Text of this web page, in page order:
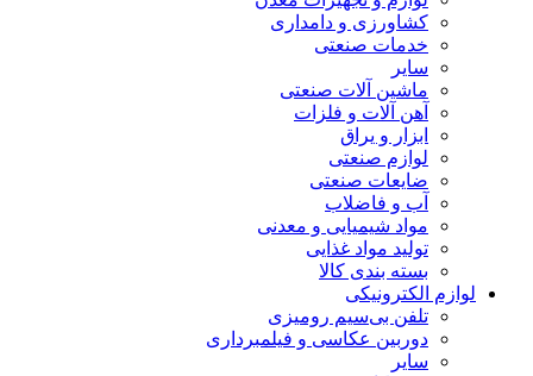
کشاورزی و دامداری
خدمات صنعتی
سایر
ماشین آلات صنعتی
آهن آلات و فلزات
ابزار و یراق
لوازم صنعتی
ضایعات صنعتی
آب و فاضلاب
مواد شیمیایی و معدنی
تولید مواد غذایی
بسته بندی کالا
لوازم الکترونیکی
تلفن بی‌سیم رومیزی
دوربین عکاسی و فیلمبرداری
سایر